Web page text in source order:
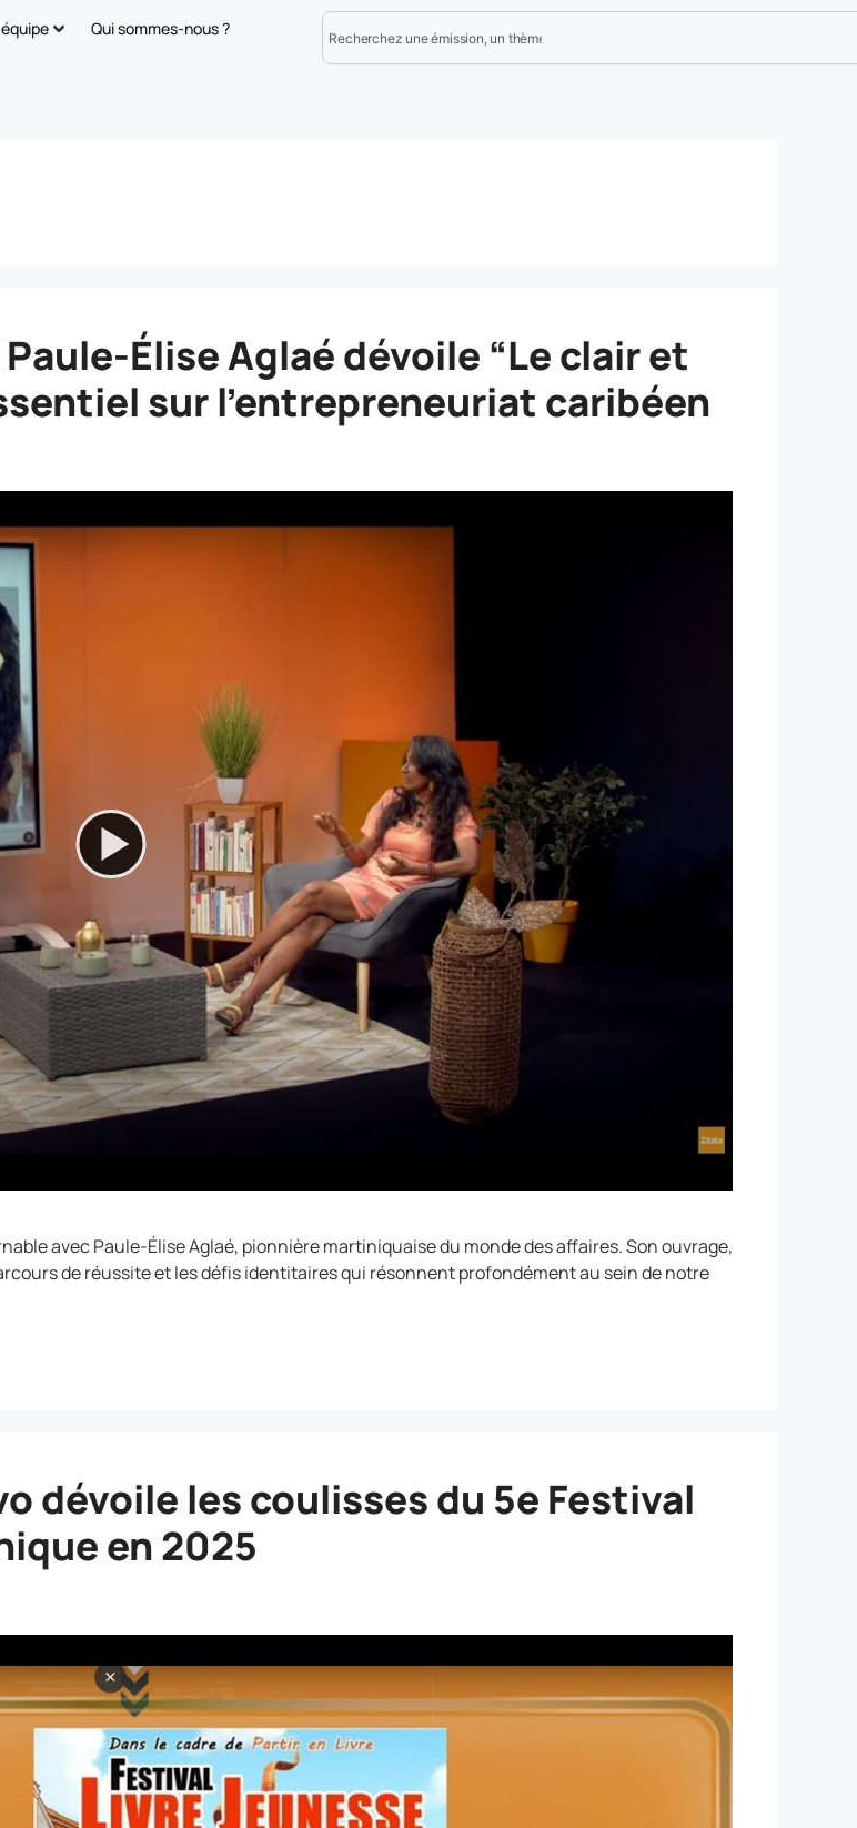
Qui sommes-nous ?
Élise Aglaé dévoile “Le clair et
sur l’entrepreneuriat caribéen
avec Paule-Élise Aglaé, pionnière martiniquaise du monde des affaires. Son ouvrage,
de réussite et les défis identitaires qui résonnent profondément au sein de notre
dévoile les coulisses du 5e Festival
en 2025